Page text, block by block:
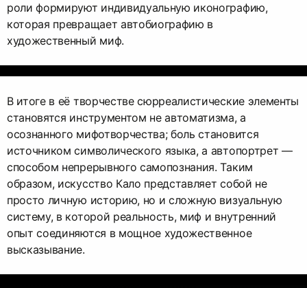
роли формируют индивидуальную иконографию,
которая превращает автобиографию в
художественный миф.
В итоге в её творчестве сюрреалистические элементы
становятся инструментом не автоматизма, а
осознанного мифотворчества; боль становится
источником символического языка, а автопортрет —
способом непрерывного самопознания. Таким
образом, искусство Кало представляет собой не
просто личную историю, но и сложную визуальную
систему, в которой реальность, миф и внутренний
опыт соединяются в мощное художественное
высказывание.